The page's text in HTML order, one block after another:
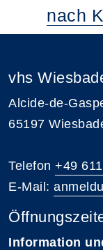
nach
vhs
Alcide-de-
65197
Telefon +49
E-Mail:
Information